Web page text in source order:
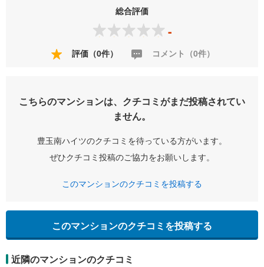
総合評価
-
評価（0件） コメント（0件）
こちらのマンションは、クチコミがまだ投稿されてい
ません。
豊玉南ハイツのクチコミを待っている方がいます。
ぜひクチコミ投稿のご協力をお願いします。
このマンションのクチコミを投稿する
このマンションのクチコミを投稿する
近隣のマンションのクチコミ